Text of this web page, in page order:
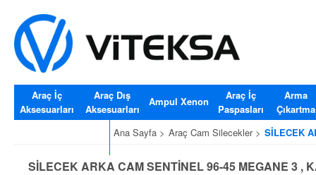
Araç İç
Aksesuarları
Araç Dış
Aksesuarları
Ampul Xenon
Araç İç
Paspasları
Arma
Çıkartma
Ana Sayfa > Araç Cam Silecekler > SİLECEK
SİLECEK ARKA CAM SENTİNEL 96-45 MEGANE 3 ,